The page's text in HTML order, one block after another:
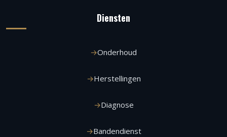
Diensten
Onderhoud
Herstellingen
Diagnose
Bandendienst